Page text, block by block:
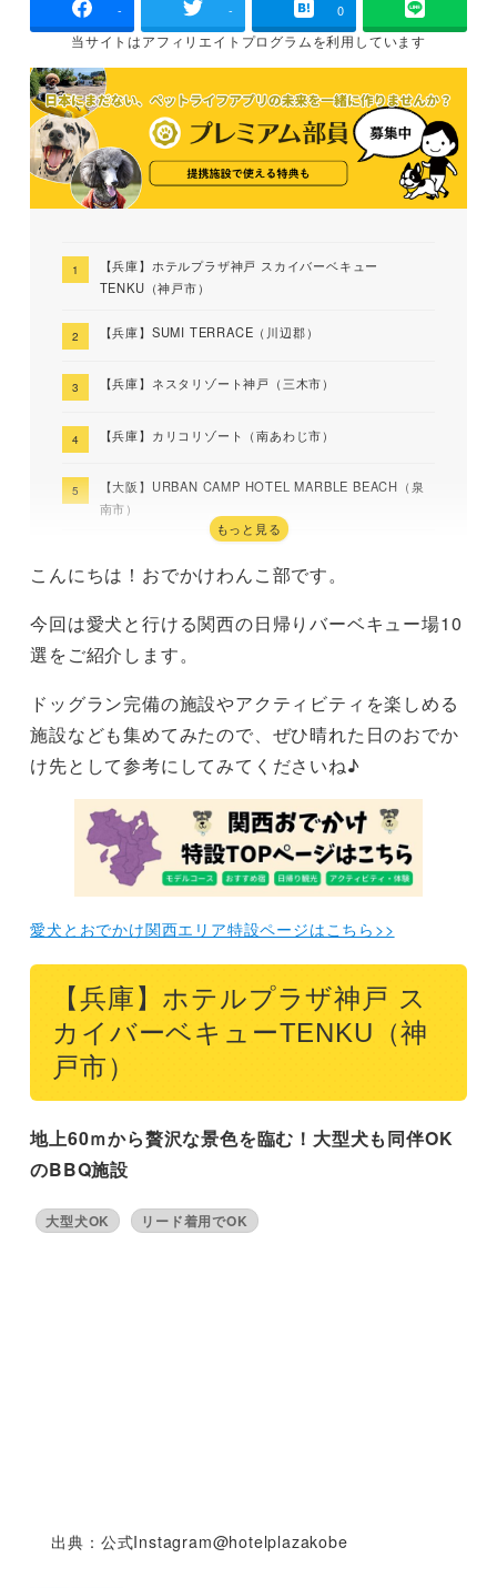
- - 0
当サイトはアフィリエイトプログラムを利用しています
【兵庫】ホテルプラザ神戸 スカイバーベキュー
TENKU（神戸市）
【兵庫】SUMI TERRACE（川辺郡）
【兵庫】ネスタリゾート神戸（三木市）
【兵庫】カリコリゾート（南あわじ市）
【大阪】URBAN CAMP HOTEL MARBLE BEACH（泉
南市）
【滋賀】STAGEX高島（高島市）
【滋賀】リラクピング（高島市）
【三重】伊勢志摩エバーグレイズ（志摩市）
まとめ
もっと見る
こんにちは！おでかけわんこ部です。
今回は愛犬と行ける関西の日帰りバーベキュー場10
選をご紹介します。
ドッグラン完備の施設やアクティビティを楽しめる
施設なども集めてみたので、ぜひ晴れた日のおでか
け先として参考にしてみてくださいね♪
愛犬とおでかけ関西エリア特設ページはこちら>>
【兵庫】ホテルプラザ神戸 ス
カイバーベキューTENKU（神
戸市）
地上60ｍから贅沢な景色を臨む！大型犬も同伴OK
のBBQ施設
大型犬OK リード着用でOK
出典：公式Instagram@hotelplazakobe